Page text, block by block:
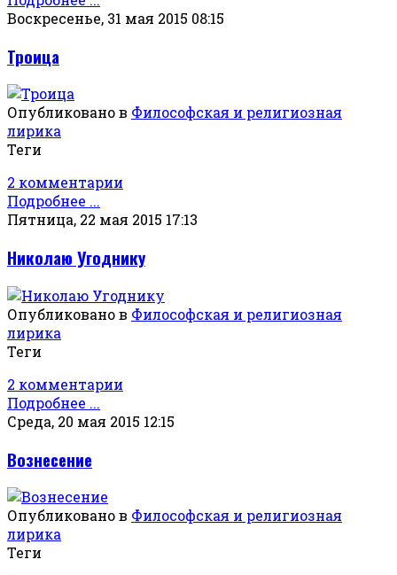
Воскресенье, 31 мая 2015 08:15
Троица
Опубликовано в Философская и религиозная
лирика
Теги
2 комментарии
Подробнее ...
Пятница, 22 мая 2015 17:13
Николаю Угоднику
Опубликовано в Философская и религиозная
лирика
Теги
2 комментарии
Подробнее ...
Среда, 20 мая 2015 12:15
Вознесение
Опубликовано в Философская и религиозная
лирика
Теги